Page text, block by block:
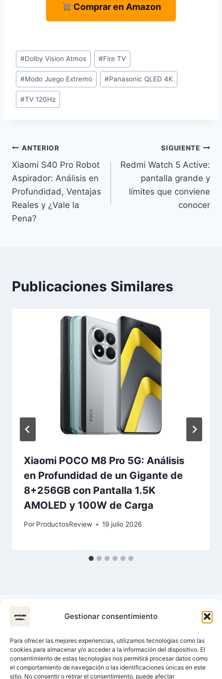
Gestionar consentimiento
Para ofrecer las mejores experiencias, utilizamos tecnologías como las
cookies para almacenar y/o acceder a la información del dispositivo. El
consentimiento de estas tecnologías nos permitirá procesar datos como
el comportamiento de navegación o las identificaciones únicas en este
sitio. No consentir o retirar el consentimiento, puede afectar
Comprar en Amazon
Etiquetas
de
la
entrada:
#Dolby Vision Atmos #Fire TV
#Modo Juego Extremo #Panasonic QLED 4K
#TV 120Hz
Navegación
de
entradas
ANTERIOR
Xiaomi S40 Pro Robot
Aspirador: Análisis en
Profundidad, Ventajas
Reales y ¿Vale la
Pena?
SIGUIENTE
Redmi Watch 5 Active:
pantalla grande y
límites que conviene
conocer
Publicaciones Similares
Xiaomi POCO M8 Pro 5G: Análisis
en Profundidad de un Gigante de
8+256GB con Pantalla 1.5K
AMOLED y 100W de Carga
Por ProductosReview 19 julio 2026